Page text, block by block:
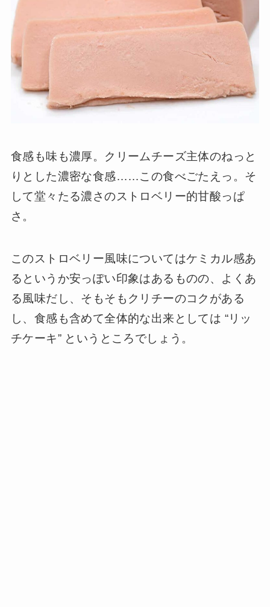
食感も味も濃厚。クリームチーズ主体のねっと
りとした濃密な食感……この食べごたえっ。そ
して堂々たる濃さのストロベリー的甘酸っぱ
さ。
このストロベリー風味についてはケミカル感あ
るというか安っぽい印象はあるものの、よくあ
る風味だし、そもそもクリチーのコクがある
し、食感も含めて全体的な出来としては “リッ
チケーキ” というところでしょう。